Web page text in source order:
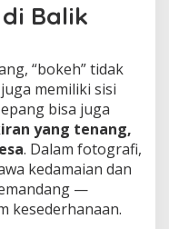
Balik
“bokeh” tidak
memiliki sisi
bisa juga
yang tenang,
. Dalam fotografi,
kedamaian dan
—
kesederhanaan.